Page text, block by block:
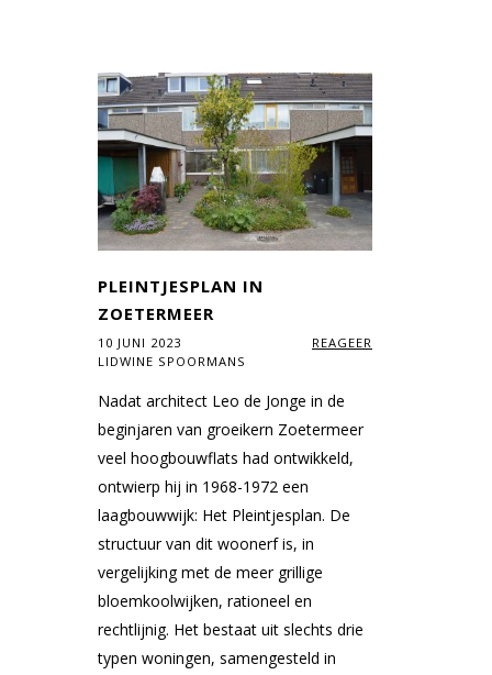
PLEINTJESPLAN IN
ZOETERMEER
10 JUNI 2023
REAGEER
LIDWINE SPOORMANS
Nadat architect Leo de Jonge in de
beginjaren van groeikern Zoetermeer
veel hoogbouwflats had ontwikkeld,
ontwierp hij in 1968-1972 een
laagbouwwijk: Het Pleintjesplan. De
structuur van dit woonerf is, in
vergelijking met de meer grillige
bloemkoolwijken, rationeel en
rechtlijnig. Het bestaat uit slechts drie
typen woningen, samengesteld in